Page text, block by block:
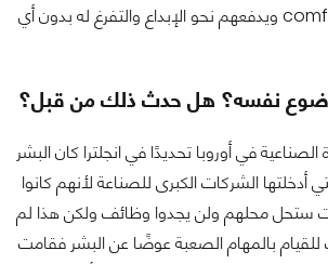
الراحة أو ال comfort zone ويدفعهم نحو الإبداع والتفرغ له بدون أي
نفسه؟ هل حدث ذلك من قبل؟
في أوروبا تحديدًا في انجلترا كان البشر
أدخلتها الشركات الكبرى للصناعة لأنهم كانوا
ستحل محلهم ولن يجدوا وظائف ولكن هذا لم
بالمهام الصعبة عوضًا عن البشر فقامت